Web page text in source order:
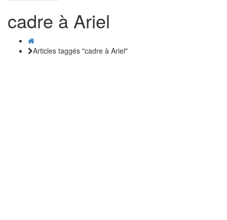
cadre à Ariel
Articles taggés "cadre à Ariel"